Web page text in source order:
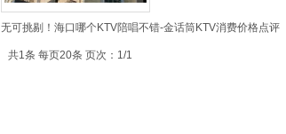
无可挑剔！海口哪个KTV陪唱不错-金话筒KTV消费价格点评
共1条 每页20条 页次：1/1